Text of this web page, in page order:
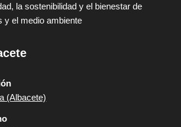
la sostenibilidad y el bienestar de
y el medio ambiente
(Albacete)